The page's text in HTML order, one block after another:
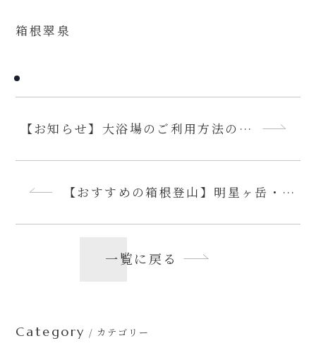
箱根翠泉
【お知らせ】大浴場のご利用方法の一
【おすすめの箱根登山】明星ヶ岳・明
一覧に戻る
Category / カテゴリー